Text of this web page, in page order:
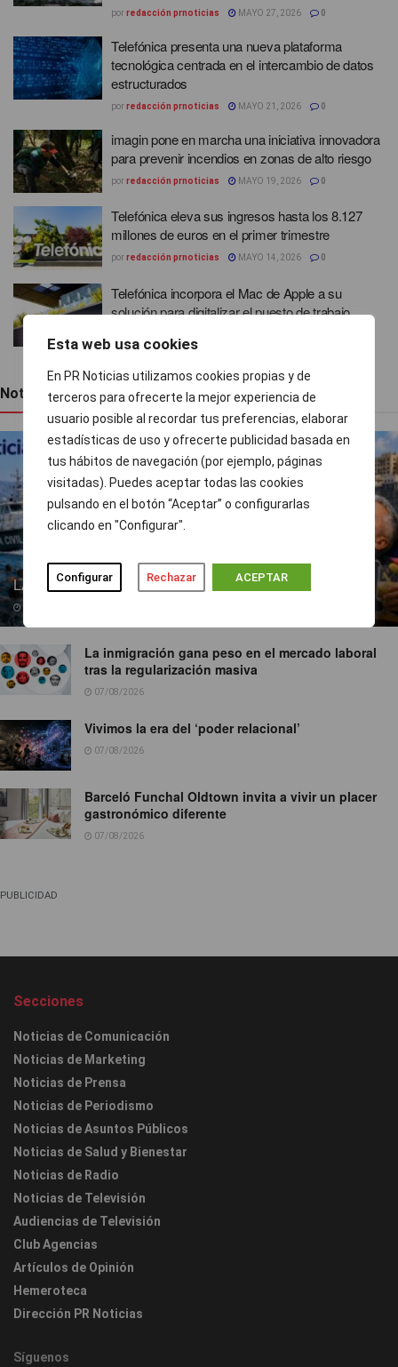
Esta web usa cookies
En PR Noticias utilizamos cookies propias y de
terceros para ofrecerte la mejor experiencia de
usuario posible al recordar tus preferencias, elaborar
estadísticas de uso y ofrecerte publicidad basada en
tus hábitos de navegación (por ejemplo, páginas
visitadas). Puedes aceptar todas las cookies
pulsando en el botón “Aceptar” o configurarlas
clicando en "Configurar".
Configurar Rechazar ACEPTAR
porredacción prnoticias MAYO 27, 2026 0
Telefónica presenta una nueva plataforma
tecnológica centrada en el intercambio de datos
estructurados
porredacción prnoticias MAYO 21, 2026 0
imagin pone en marcha una iniciativa innovadora
para prevenir incendios en zonas de alto riesgo
porredacción prnoticias MAYO 19, 2026 0
Telefónica eleva sus ingresos hasta los 8.127
millones de euros en el primer trimestre
porredacción prnoticias MAYO 14, 2026 0
Telefónica incorpora el Mac de Apple a su
solución para digitalizar el puesto de trabajo
Noticias recientes
LA BARRERA MIGRA, MIENTRAS MARLASKA…
La inmigración gana peso en el mercado laboral
tras la regularización masiva
07/08/2026
Vivimos la era del ‘poder relacional’
07/08/2026
Barceló Funchal Oldtown invita a vivir un placer
gastronómico diferente
07/08/2026
PUBLICIDAD
Secciones
Noticias de Comunicación
Noticias de Marketing
Noticias de Prensa
Noticias de Periodismo
Noticias de Asuntos Públicos
Noticias de Salud y Bienestar
Noticias de Radio
Noticias de Televisión
Audiencias de Televisión
Club Agencias
Artículos de Opinión
Hemeroteca
Dirección PR Noticias
Síguenos